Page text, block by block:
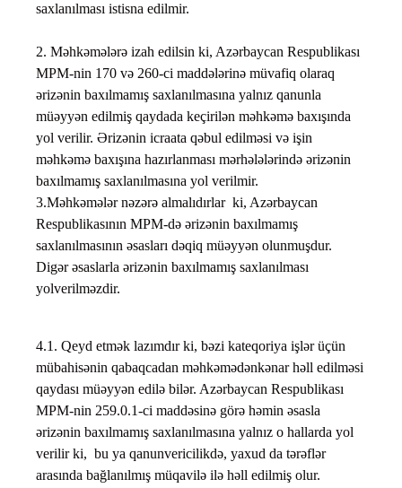
saxlanılması istisna edilmir.
2. Məhkəmələrə izah edilsin ki, Azərbaycan Respublikası
MPM-nin 170 və 260-ci maddələrinə müvafiq olaraq
ərizənin baxılmamış saxlanılmasına yalnız qanunla
müəyyən edilmiş qaydada keçirilən məhkəmə baxışında
yol verilir. Ərizənin icraata qəbul edilməsi və işin
məhkəmə baxışına hazırlanması mərhələlərində ərizənin
baxılmamış saxlanılmasına yol verilmir.
3.Məhkəmələr nəzərə almalıdırlar ki, Azərbaycan
Respublikasının MPM-də ərizənin baxılmamış
saxlanılmasının əsasları dəqiq müəyyən olunmuşdur.
Digər əsaslarla ərizənin baxılmamış saxlanılması
yolverilməzdir.
4.1. Qeyd etmək lazımdır ki, bəzi kateqoriya işlər üçün
mübahisənin qabaqcadan məhkəmədənkənar həll edilməsi
qaydası müəyyən edilə bilər. Azərbaycan Respublikası
MPM-nin 259.0.1-ci maddəsinə görə həmin əsasla
ərizənin baxılmamış saxlanılmasına yalnız o hallarda yol
verilir ki, bu ya qanunvericilikdə, yaxud da tərəflər
arasında bağlanılmış müqavilə ilə həll edilmiş olur.